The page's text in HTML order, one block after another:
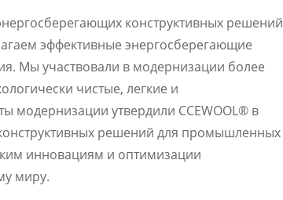
конструктивных решений
эффективные энергосберегающие
Мы участвовали в модернизации более
чистые, легкие и
модернизации утвердили CCEWOOL® в
решений для промышленных
инновациям и оптимизации
миру.